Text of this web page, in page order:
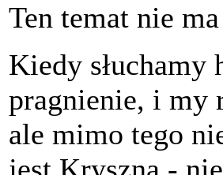
Ten temat nie
Kiedy słuchamy
pragnienie, i my
ale mimo tego